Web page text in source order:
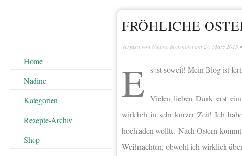
Home
Nadine
Kategorien
Rezepte-Archiv
Shop
FRÖHLICHE
Verfasst von Nadine Beckmann am 27. März 2013
E s ist soweit! Mein Blog ist
Vielen lieben Dank erst
wirklich in sehr kurzer Zeit! Ich
hochladen wollte. Nach Ostern
Weihnachten, obwohl ich wirklich